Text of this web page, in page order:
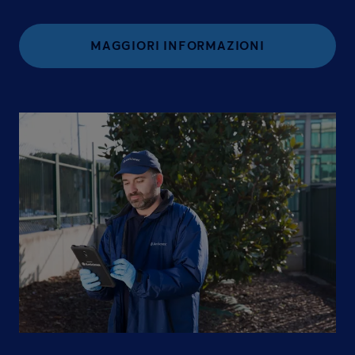
MAGGIORI INFORMAZIONI